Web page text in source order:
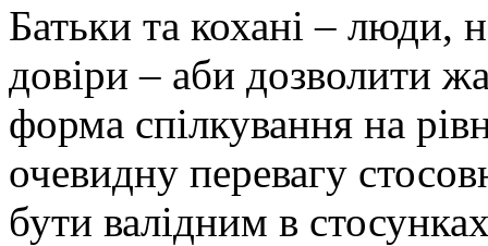
Батьки та кохані – люди,
довіри – аби дозволити
форма спілкування на
очевидну перевагу
бути валідним в